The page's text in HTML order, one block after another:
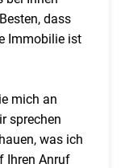
dass
Immobilie ist
mich an
sprechen
was ich
Ihren Anruf